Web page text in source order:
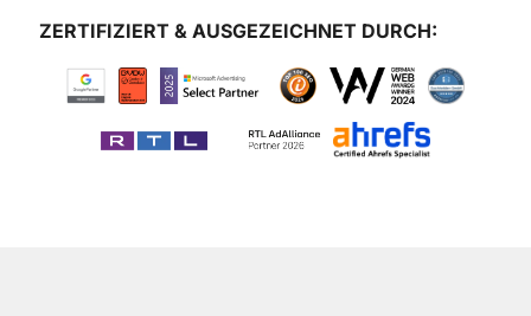
ZERTIFIZIERT & AUSGEZEICHNET DURCH: